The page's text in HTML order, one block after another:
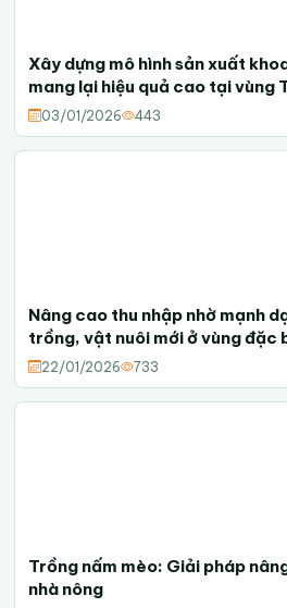
Xây dựng mô hình sản xuất
mang lại hiệu quả
03/01/2026 443
Nâng cao thu nhập nhờ mạnh
trồng, vật nuôi mới ở vùng đặc
22/01/2026 733
Trồng nấm mèo: Giải pháp
nhà nông